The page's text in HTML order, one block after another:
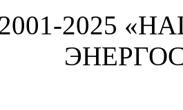
2025